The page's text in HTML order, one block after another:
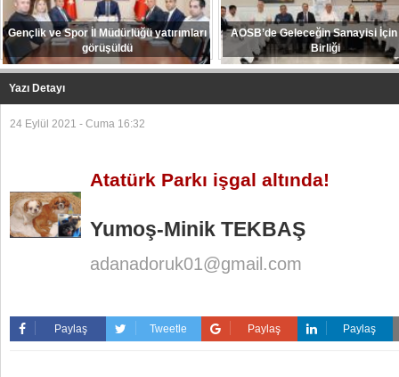
Gençlik ve Spor İl Müdürlüğü yatırımları
görüşüldü
AOSB’de Geleceğin Sanayisi İçin
Birliği
Yazı Detayı
24 Eylül 2021 - Cuma 16:32
Atatürk Parkı işgal altında!
Yumoş-Minik TEKBAŞ
adanadoruk01@gmail.com
Paylaş Tweetle Paylaş Paylaş